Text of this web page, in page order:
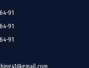
91
91
91